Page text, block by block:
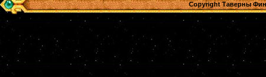
Copyright Таверны